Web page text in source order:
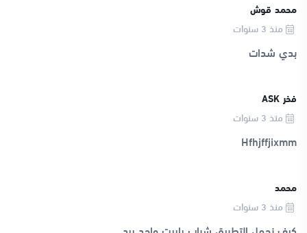
محمد قوش
منذ 3 سنوات
بدي شدات
فخر ASK
منذ 3 سنوات
Hfhjffjixmm
محمد
منذ 3 سنوات
كيف نحمل التطبيق شباب ياريت واحد يرد